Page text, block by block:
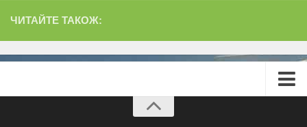
ЧИТАЙТЕ ТАКОЖ: